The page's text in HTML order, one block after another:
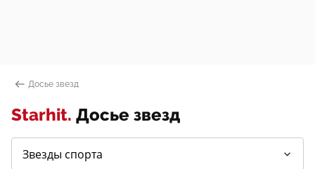
Досье звезд
Starhit. Досье звезд